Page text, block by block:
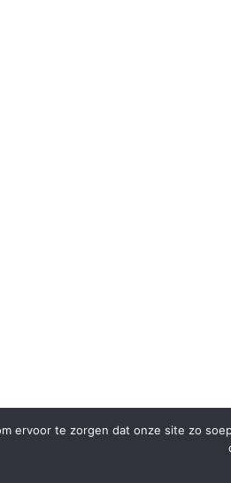
ervoor te zorgen dat onze site zo